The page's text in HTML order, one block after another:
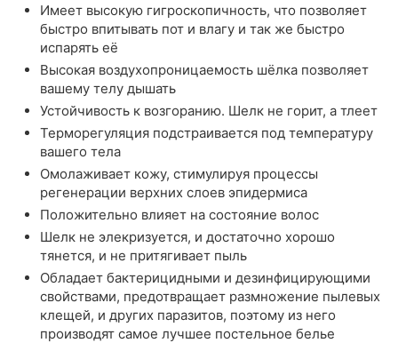
Имеет высокую гигроскопичность, что позволяет
быстро впитывать пот и влагу и так же быстро
испарять её
Высокая воздухопроницаемость шёлка позволяет
вашему телу дышать
Устойчивость к возгоранию. Шелк не горит, а тлеет
Терморегуляция подстраивается под температуру
вашего тела
Омолаживает кожу, стимулируя процессы
регенерации верхних слоев эпидермиса
Положительно влияет на состояние волос
Шелк не элекризуется, и достаточно хорошо
тянется, и не притягивает пыль
Обладает бактерицидными и дезинфицирующими
свойствами, предотвращает размножение пылевых
клещей, и других паразитов, поэтому из него
производят самое лучшее постельное белье